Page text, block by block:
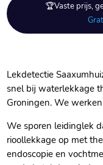
🏆Vaste prijs,
Lekdetectie
snel bij waterlekkage
Groningen.​ We
We sporen leidinglek
rioollekkage op met
endoscopie en